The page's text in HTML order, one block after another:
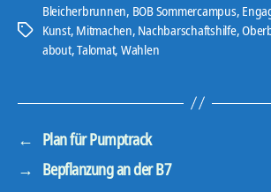
Schlagwörter
Bleicherbrunnen, BOB Sommercampus,
Kunst, Mitmachen, Nachbarschaftshilfe,
about,Talomat, Wahlen
← Plan für Pumptrack
→ Bepflanzung an der B7